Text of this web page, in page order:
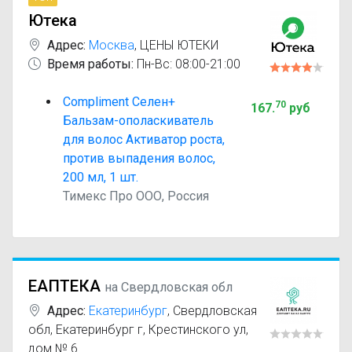
Ютека
Адрес: Москва, ЦЕНЫ ЮТЕКИ
Время работы: Пн-Вс: 08:00-21:00
Compliment Селен+
Бальзам-ополаскиватель
для волос Активатор роста,
против выпадения волос,
200 мл, 1 шт.
Тимекс Про ООО, Россия
167.70руб
ЕАПТЕКА на Свердловская обл
Адрес: Екатеринбург, Свердловская
обл, Екатеринбург г, Крестинского ул,
дом № 6